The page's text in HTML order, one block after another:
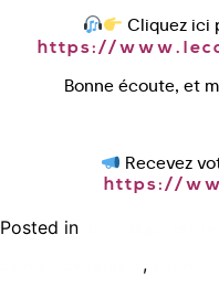
Cliquez ici
https://
Bonne écoute, et
Recevez
https://
Posted in
,